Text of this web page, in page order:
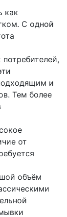
как
С одной
и
Тем более
от
объём